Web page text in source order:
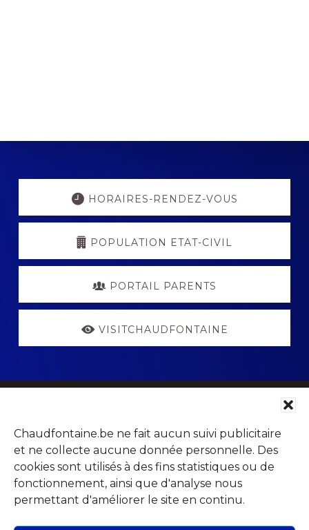
Chaudfontaine.be ne fait aucun suivi publicitaire
et ne collecte aucune donnée personnelle. Des
cookies sont utilisés à des fins statistiques ou de
fonctionnement, ainsi que d'analyse nous
permettant d'améliorer le site en continu.
Explore
HORAIRES-RENDEZ-VOUS
POPULATION ETAT-CIVIL
PORTAIL PARENTS
VISITCHAUDFONTAINE
Footer
Parc Jean Gol
Avenue du Centenaire, 14
4053 Chaudfontaine (Embourg)